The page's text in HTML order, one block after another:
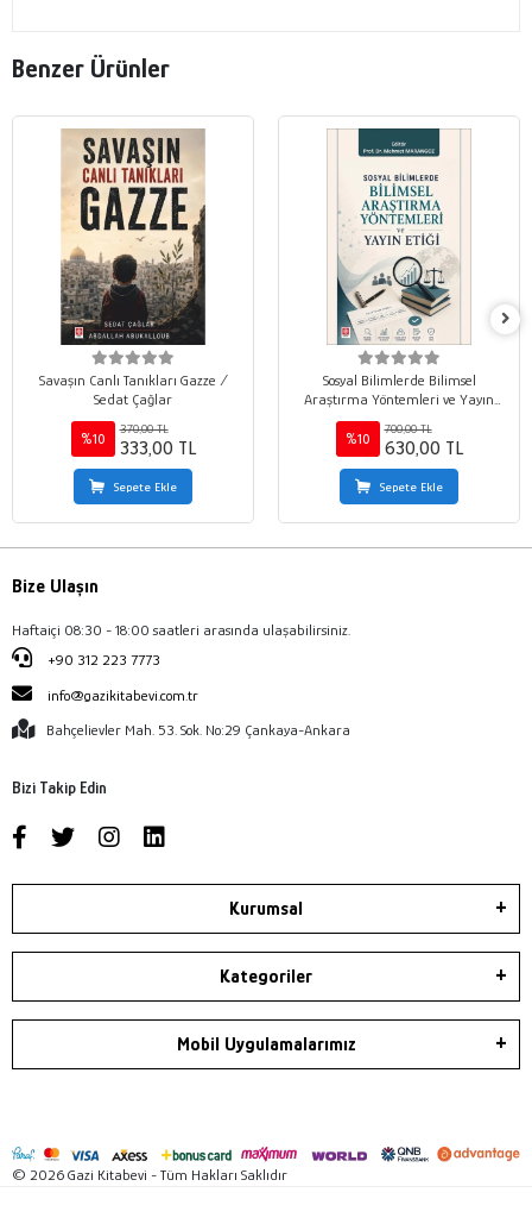
Benzer Ürünler
Savaşın Canlı Tanıkları Gazze /
Sedat Çağlar
%10
370,00 TL
333,00 TL
Sepete Ekle
Sosyal Bilimlerde Bilimsel
Araştırma Yöntemleri ve Yayın
Etiği / Mehmet Marangoz
%10
700,00 TL
630,00 TL
Sepete Ekle
Bize Ulaşın
Haftaiçi 08:30 - 18:00 saatleri arasında ulaşabilirsiniz.
+90 312 223 7773
info@gazikitabevi.com.tr
Bahçelievler Mah. 53. Sok. No:29 Çankaya-Ankara
Bizi Takip Edin
Kurumsal
Kategoriler
Mobil Uygulamalarımız
© 2026 Gazi Kitabevi - Tüm Hakları Saklıdır